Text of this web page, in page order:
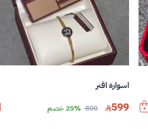
اسوارة اقنر
599
800 25% خصم